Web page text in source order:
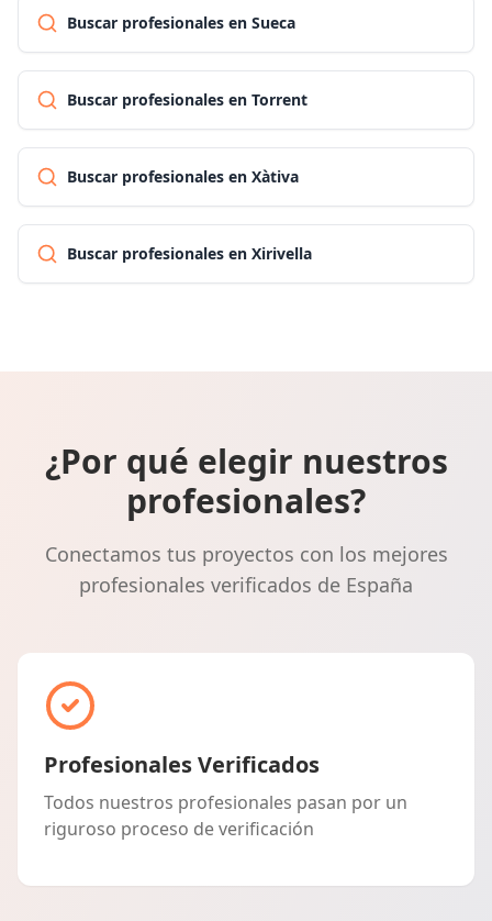
Buscar profesionales en Sueca
Buscar profesionales en Torrent
Buscar profesionales en Xàtiva
Buscar profesionales en Xirivella
¿Por qué elegir nuestros
profesionales?
Conectamos tus proyectos con los mejores
profesionales verificados de España
Profesionales Verificados
Todos nuestros profesionales pasan por un
riguroso proceso de verificación